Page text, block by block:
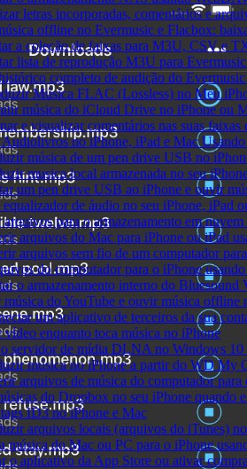
letras incorporadas, comentários e
offline no Evermusic e Flacbox:
a coleção de faixas para M3U, CSV e
lista de reprodução M3U para
completo de audição do
Música FLAC (Lossless) no Meu
música do iCloud Drive no iPhone ou
e visualizar comentários nas suas
no iPhone, iPad e Mac
música de um pen drive USB no
musica local armazenada no seu
um pen drive USB ao iPhone e ouvir
de áudio no seu iPhone, iPad
para o armazenamento em
arquivos do Mac para iPhone ou iPad
arquivos sem fio de um computador
do computador para o iPhone
o armazenamento interno do
do YouTube e ouvir música offline
um aplicativo de terceiros da sua
vídeo enquanto toca música no iPhone
servidor de mídia DLNA no Windows 10
música no iPhone a partir do WD My
arquivos de música do computador
do Dropbox no seu iPhone quando
ID3 no iPhone e Mac
arquivos locais (arquivos do iTunes)
música do Mac ou PC para o iPhone
o aplicativo da App Store ou ativar